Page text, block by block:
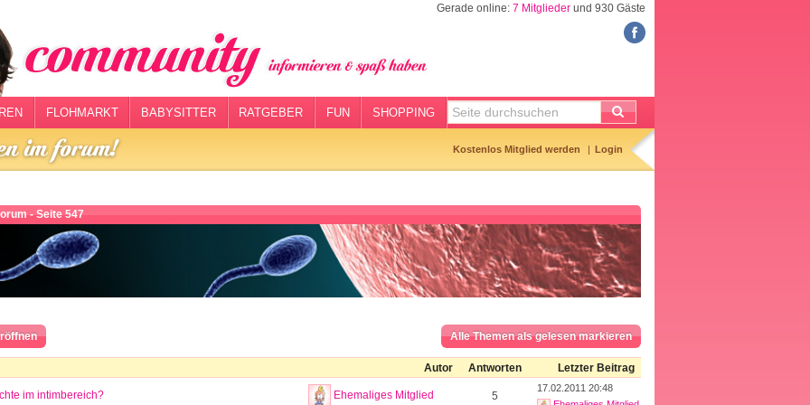
Gerade online: 7 Mitglieder und 930 Gäste
FLOHMARKT BABYSITTER RATGEBER FUN SHOPPING
Kostenlos Mitglied werden Login
- Seite 547
Alle Themen als gelesen markieren
Autor Antworten Letzter Beitrag
im intimbereich? Ehemaliges Mitglied 5
17.02.2011 20:48